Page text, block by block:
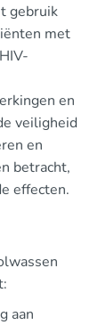
gebruik
met
en
veiligheid
en
betracht,
effecten.
aan